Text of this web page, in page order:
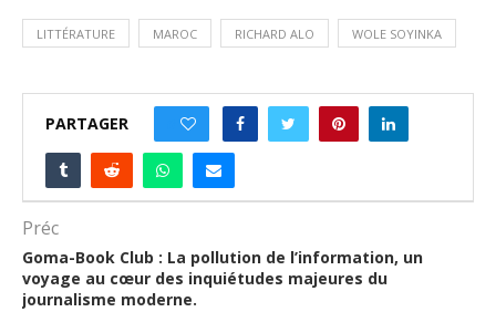
LITTÉRATURE MAROC RICHARD ALO WOLE SOYINKA
PARTAGER
Préc
Goma-Book Club : La pollution de l’information, un
voyage au cœur des inquiétudes majeures du
journalisme moderne.